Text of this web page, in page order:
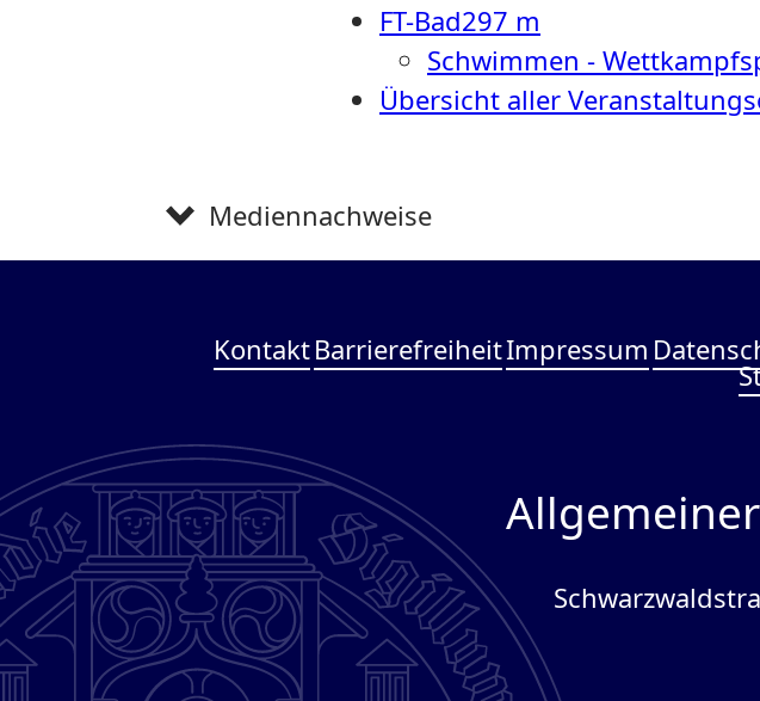
FT-Bad297 m
Schwimmen -
Übersicht aller
Mediennachweise
KontaktBarrierefreiheitImpressum